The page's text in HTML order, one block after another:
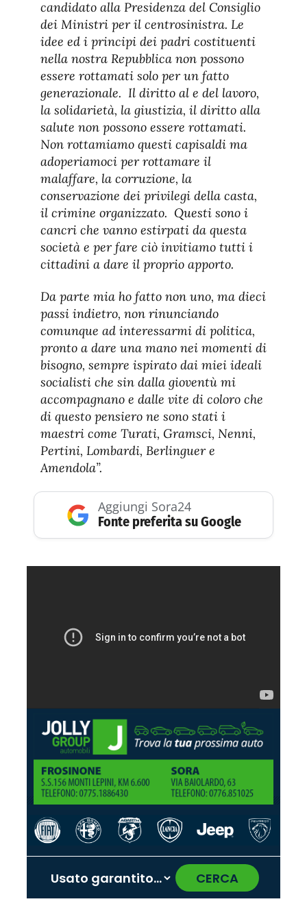
candidato alla Presidenza del Consiglio
dei Ministri per il centrosinistra. Le
idee ed i principi dei padri costituenti
nella nostra Repubblica non possono
essere rottamati solo per un fatto
generazionale. Il diritto al e del lavoro,
la solidarietà, la giustizia, il diritto alla
salute non possono essere rottamati.
Non rottamiamo questi capisaldi ma
adoperiamoci per rottamare il
malaffare, la corruzione, la
conservazione dei privilegi della casta,
il crimine organizzato. Questi sono i
cancri che vanno estirpati da questa
società e per fare ciò invitiamo tutti i
cittadini a dare il proprio apporto.
Da parte mia ho fatto non uno, ma dieci
passi indietro, non rinunciando
comunque ad interessarmi di politica,
pronto a dare una mano nei momenti di
bisogno, sempre ispirato dai miei ideali
socialisti che sin dalla gioventù mi
accompagnano e dalle vite di coloro che
di questo pensiero ne sono stati i
maestri come Turati, Gramsci, Nenni,
Pertini, Lombardi, Berlinguer e
Amendola”.
Aggiungi Sora24
Fonte preferita su Google
CERCA
‹ ›